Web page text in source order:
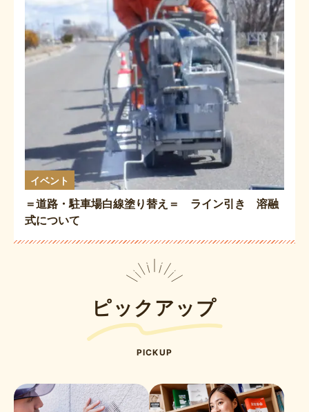
イベント
＝道路・駐車場白線塗り替え＝ ライン引き 溶融
式について
ピックアップ
PICKUP